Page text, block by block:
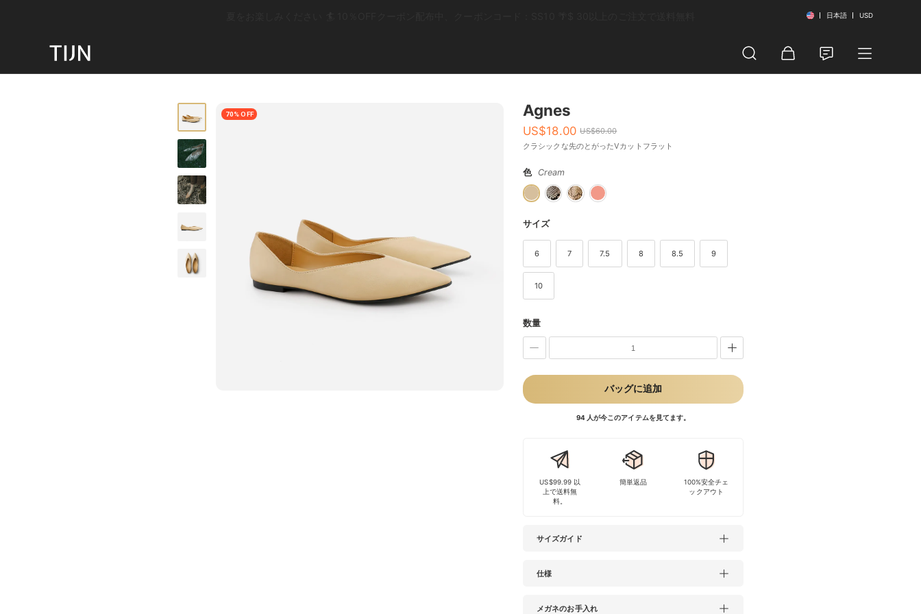
日本語 USD
70% OFF Agnes
US$18.00 US$60.00
クラシックな先のとがったVカットフラット
色 Cream
サイズ
6 7 7.5 8 8.5 9
10
数量
バッグに追加
94 人が今このアイテムを見てます。
US$99.99 以
上で送料無
料。
簡単返品
100%安全チェ
ックアウト
サイズガイド
仕様
メガネのお手入れ